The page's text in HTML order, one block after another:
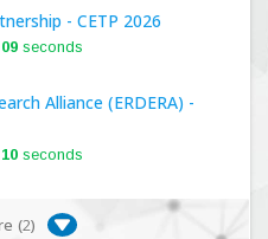
- CETP 2026
08 seconds
Alliance (ERDERA) -
09 seconds
(2)